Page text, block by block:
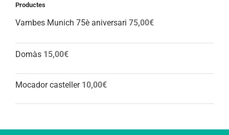
Productes
Vambes Munich 75è aniversari 75,00€
Domàs 15,00€
Mocador casteller 10,00€